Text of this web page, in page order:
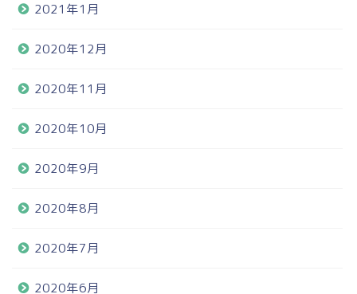
2021年1月
2020年12月
2020年11月
2020年10月
2020年9月
2020年8月
2020年7月
2020年6月